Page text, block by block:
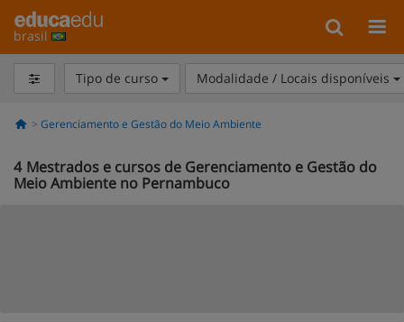
brasil
Tipo de curso Modalidade / Locais disponíveis
Gerenciamento e Gestão do Meio Ambiente
4 Mestrados e cursos de Gerenciamento e Gestão do
Meio Ambiente no Pernambuco